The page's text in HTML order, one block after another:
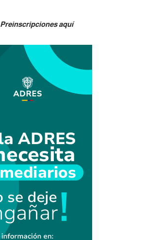
Preinscripciones aquí